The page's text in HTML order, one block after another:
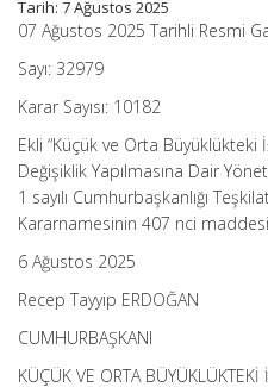
Tarih: 7 Ağustos 2025
07 Ağustos 2025 Tarihli Resmi
Sayı: 32979
Karar Sayısı: 10182
Ekli “Küçük ve Orta
Değişiklik Yapılmasına Dair
1 sayılı Cumhurbaşkanlığı
Kararnamesinin 407 nci
6 Ağustos 2025
Recep Tayyip ERDOĞAN
CUMHURBAŞKANI
KÜÇÜK VE ORTA